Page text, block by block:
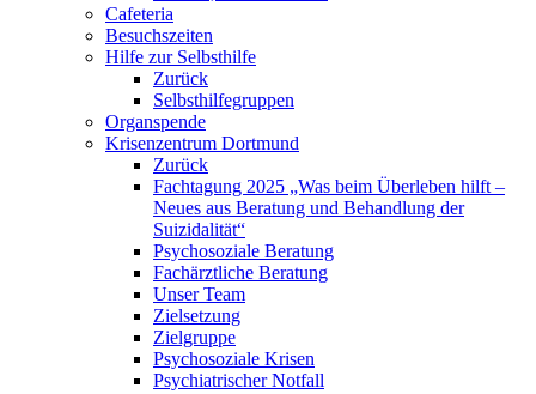
Cafeteria
Besuchszeiten
Hilfe zur Selbsthilfe
Zurück
Selbsthilfegruppen
Organspende
Krisenzentrum Dortmund
Zurück
Fachtagung 2025 „Was beim Überleben hilft –
Neues aus Beratung und Behandlung der
Suizidalität“
Psychosoziale Beratung
Fachärztliche Beratung
Unser Team
Zielsetzung
Zielgruppe
Psychosoziale Krisen
Psychiatrischer Notfall